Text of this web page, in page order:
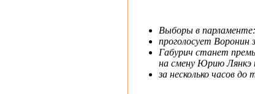
Выборы в
проголосует Воронин
Габурич станет
на смену Юрию Лянкэ
за несколько часов